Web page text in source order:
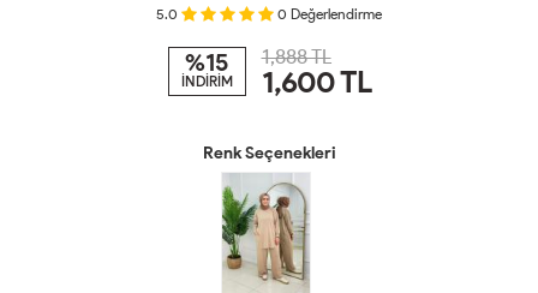
5.0 0 Değerlendirme
%15
İNDİRİM
1,888 TL
1,600TL
Renk Seçenekleri